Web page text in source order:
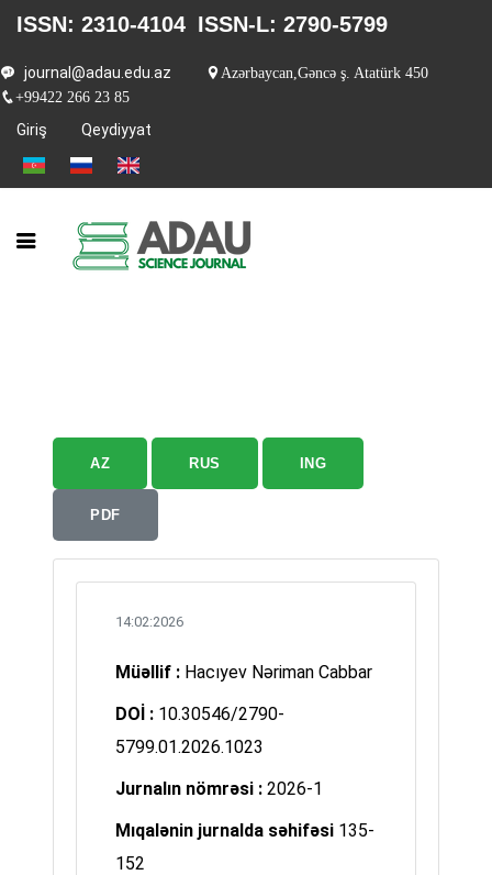
ISSN: 2310-4104 ISSN-L: 2790-5799
journal@adau.edu.az
Azərbaycan,Gəncə ş. Atatürk 450
+99422 266 23 85
Giriş Qeydiyyat
AZ RUS ING
PDF
14:02:2026
Müəllif : Hacıyev Nəriman Cabbar
DOİ : 10.30546/2790-
5799.01.2026.1023
Jurnalın nömrəsi : 2026-1
Mıqalənin jurnalda səhifəsi 135-
152